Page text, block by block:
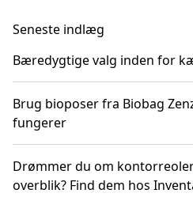
Seneste indlæg
Bæredygtige valg inden for
Brug bioposer fra Biobag
fungerer
Drømmer du om
overblik? Find dem hos